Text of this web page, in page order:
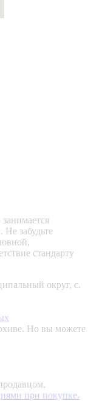
забудьте
стандарту
округ, с.
Но вы можете
при покупке.